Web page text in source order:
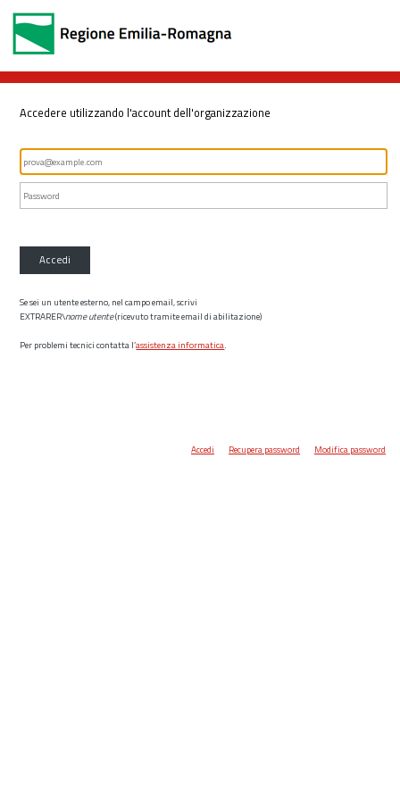
Accedere utilizzando l'account dell'organizzazione
Accedi
Se sei un utente esterno, nel campo email, scrivi
EXTRARER\nome utente(ricevuto tramite email di abilitazione)
Per problemi tecnici contatta l’assistenza informatica.
Accedi Recupera password Modifica password